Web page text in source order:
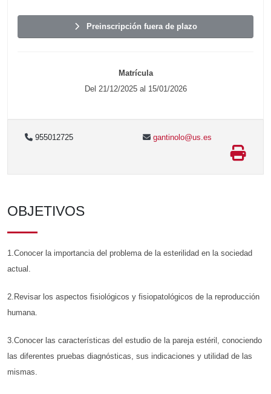
Preinscripción fuera de plazo
Matrícula
Del 21/12/2025 al 15/01/2026
955012725 gantinolo@us.es
OBJETIVOS
1.Conocer la importancia del problema de la esterilidad en la sociedad
actual.
2.Revisar los aspectos fisiológicos y fisiopatológicos de la reproducción
humana.
3.Conocer las características del estudio de la pareja estéril, conociendo
las diferentes pruebas diagnósticas, sus indicaciones y utilidad de las
mismas.